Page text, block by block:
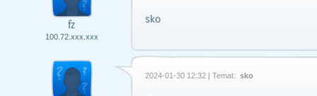
fz
100.72.xxx.xxx
sko
2024-01-30 12:32 | Temat: sko